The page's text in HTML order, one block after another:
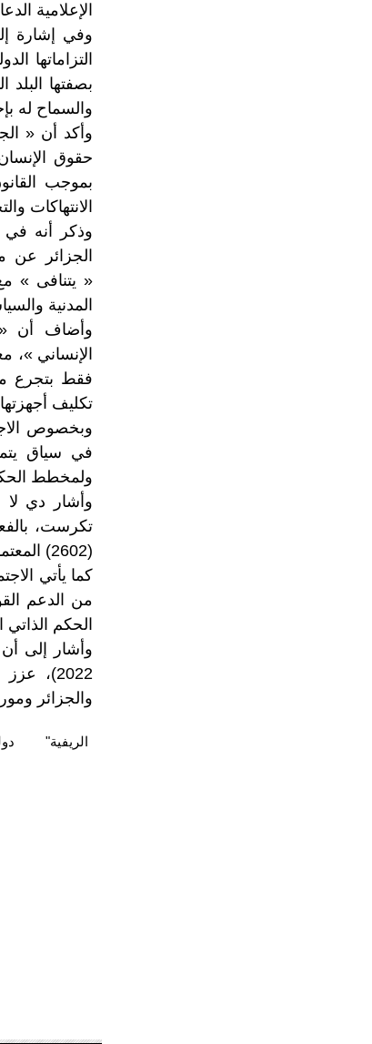
الإعلامية
التزاماتها
بصفتها
والسماح له
وأكد أن «
حقوق
بموجب
الانتهاكات
الجزائر عن
« يتنافى »
المدنية
وأضاف أن «
الإنساني »،
فقط بتجرع
تكليف
وبخصوص
في سياق
ولمخطط الحكم
وأشار دي لا
(2602) المعتمد في أكتوبر 2021.
كما يأتي
من الدعم
الحكم
2022)،
والجزائر
الريفية"